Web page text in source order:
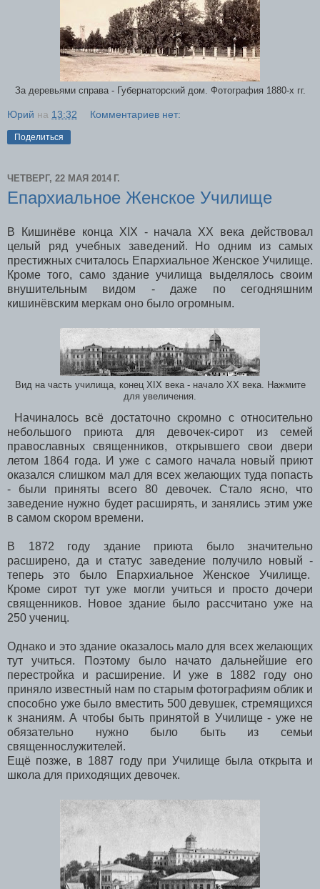
За деревьями справа - Губернаторский дом. Фотография 1880-х гг.
Юрий на 13:32 Комментариев нет:
Поделиться
ЧЕТВЕРГ, 22 МАЯ 2014 Г.
Епархиальное Женское Училище
В Кишинёве конца XIX - начала XX века действовал
целый ряд учебных заведений. Но одним из самых
престижных считалось Епархиальное Женское Училище.
Кроме того, само здание училища выделялось своим
внушительным видом - даже по сегодняшним
кишинёвским меркам оно было огромным.
Вид на часть училища, конец XIX века - начало XX века. Нажмите
для увеличения.
Начиналось всё достаточно скромно с относительно
небольшого приюта для девочек-сирот из семей
православных священников, открывшего свои двери
летом 1864 года. И уже с самого начала новый приют
оказался слишком мал для всех желающих туда попасть
- были приняты всего 80 девочек. Стало ясно, что
заведение нужно будет расширять, и занялись этим уже
в самом скором времени.
В 1872 году здание приюта было значительно
расширено, да и статус заведение получило новый -
теперь это было Епархиальное Женское Училище.
Кроме сирот тут уже могли учиться и просто дочери
священников. Новое здание было рассчитано уже на
250 учениц.
Однако и это здание оказалось мало для всех желающих
тут учиться. Поэтому было начато дальнейшие его
перестройка и расширение. И уже в 1882 году оно
приняло известный нам по старым фотографиям облик и
способно уже было вместить 500 девушек, стремящихся
к знаниям. А чтобы быть принятой в Училище - уже не
обязательно нужно было быть из семьи
священнослужителей.
Ещё позже, в 1887 году при Училище была открыта и
школа для приходящих девочек.